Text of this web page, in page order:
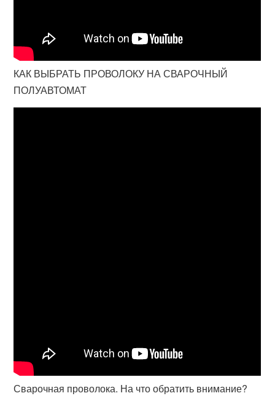
КАК ВЫБРАТЬ ПРОВОЛОКУ НА СВАРОЧНЫЙ
ПОЛУАВТОМАТ
Сварочная проволока. На что обратить внимание?